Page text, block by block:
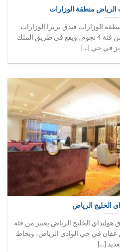
الرياض منطقة الوزارات
الوزارات فندق بريرا الوزارات
الرياض منطقة الوزارات يعتبر من فئة 4 نجوم، ويقع في طريق الملك
في حي [...]
الخليج الرياض
هوليداي الخليج الرياض يعتبر من فئة
عفان في حي الوادي الرياض، ويحاط
[...]